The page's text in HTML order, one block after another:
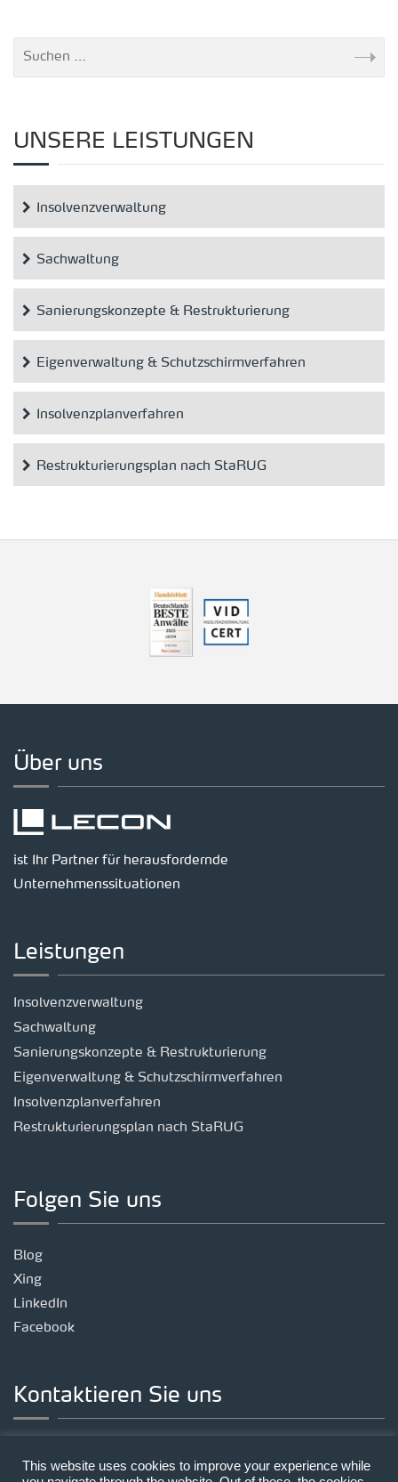
UNSERE LEISTUNGEN
Insolvenzverwaltung
Sachwaltung
Sanierungskonzepte & Restrukturierung
Eigenverwaltung & Schutzschirmverfahren
Insolvenzplanverfahren
Restrukturierungsplan nach StaRUG
Über uns
ist Ihr Partner für herausfordernde
Unternehmenssituationen
Leistungen
Insolvenzverwaltung
Sachwaltung
Sanierungskonzepte & Restrukturierung
Eigenverwaltung & Schutzschirmverfahren
Insolvenzplanverfahren
Restrukturierungsplan nach StaRUG
Folgen Sie uns
Blog
Xing
LinkedIn
Facebook
Kontaktieren Sie uns
Landsberger Straße 191, 80687 München
This website uses cookies to improve your experience while